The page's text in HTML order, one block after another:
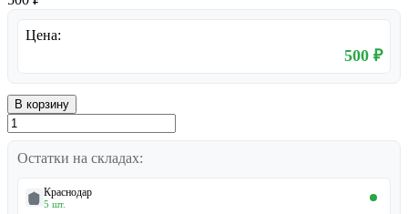
Цена:
500 ₽
В корзину
Остатки на складах:
Краснодар
5 шт.